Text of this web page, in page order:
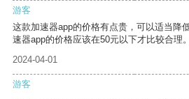
游客
这款加速器app的价格有点贵，可以适当降
速器app的价格应该在50元以下才比较合理。
2024-04-01
游客